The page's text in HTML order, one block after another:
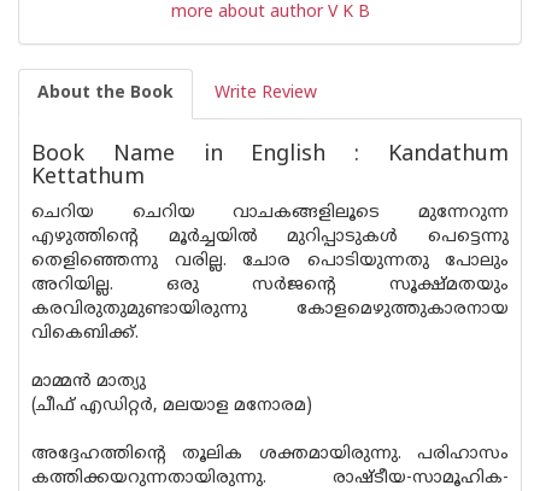
more about author V K B
About the Book Write Review
Book Name in English : Kandathum
Kettathum
ചെറിയ ചെറിയ വാചകങ്ങളിലൂടെ മുന്നേറുന്ന
എഴുത്തിന്റെ മൂർച്ചയിൽ മുറിപ്പാടുകൾ പെട്ടെന്നു
തെളിഞ്ഞെന്നു വരില്ല. ചോര പൊടിയുന്നതു പോലും
അറിയില്ല. ഒരു സർജന്റെ സൂക്ഷ്മ‌തയും
കരവിരുതുമുണ്ടായിരുന്നു കോളമെഴുത്തുകാരനായ
വികെബിക്ക്.
മാമ്മൻ മാത്യു
(ചീഫ് എഡിറ്റർ, മലയാള മനോരമ)
അദ്ദേഹത്തിന്റെ തൂലിക ശക്തമായിരുന്നു. പരിഹാസം
കത്തിക്കയറുന്നതായിരുന്നു. രാഷ്ടീയ-സാമൂഹിക-